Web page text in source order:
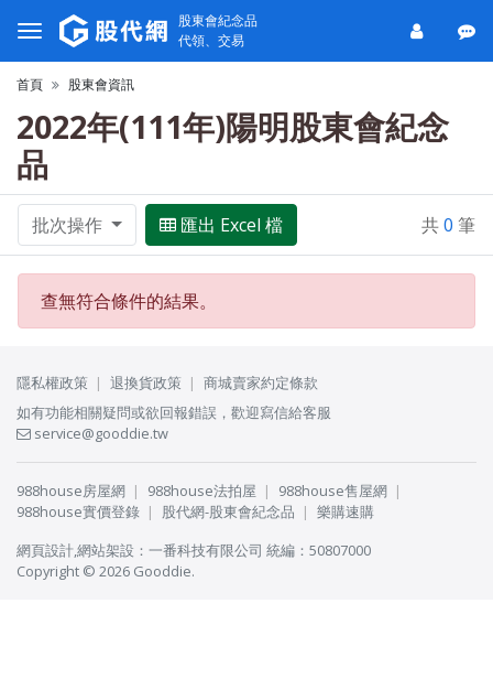
股東會紀念品
代領、交易
首頁 股東會資訊
2022年(111年)陽明股東會紀念
品
批次操作 匯出 Excel 檔 共0 筆
查無符合條件的結果。
隱私權政策 退換貨政策
商城賣家約定條款
如有功能相關疑問或欲回報錯誤，歡迎寫信給客服
service@gooddie.tw
988house房屋網 988house法拍屋
988house售屋網
988house實價登錄
股代網-股東會紀念品
樂購速購
網頁設計,網站架設 ： 一番科技有限公司 統編：50807000
Copyright © 2026 Gooddie.